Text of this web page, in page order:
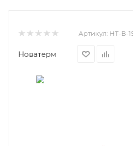
Артикул: НТ-В-
Новатерм